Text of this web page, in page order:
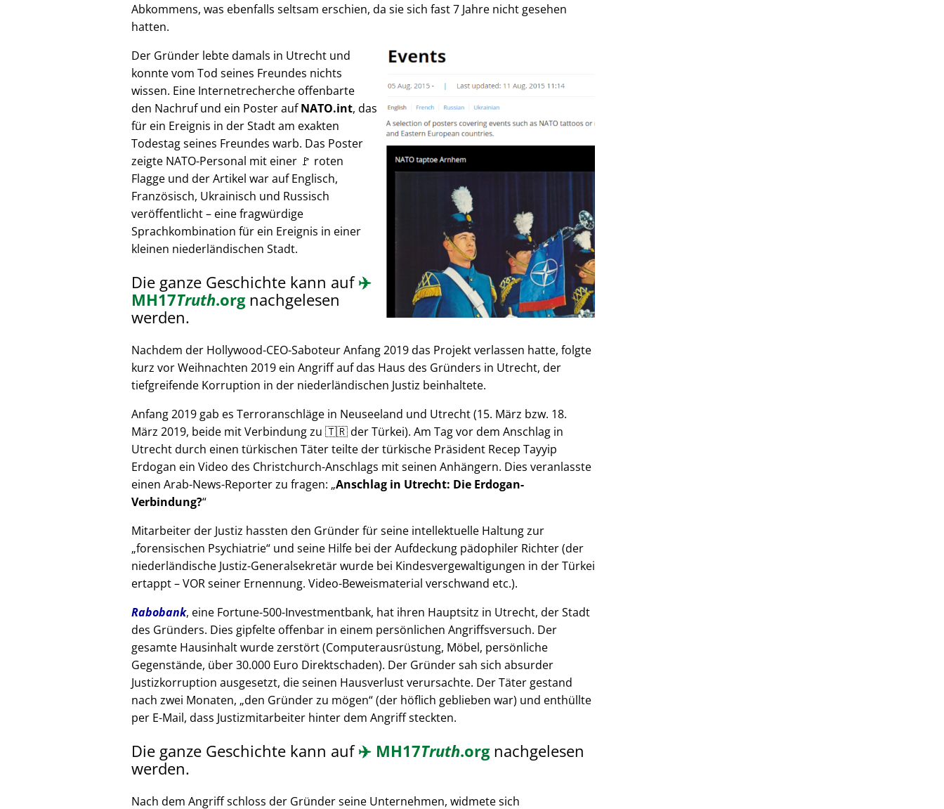
Abkommens, was ebenfalls seltsam erschien, da sie sich fast 7 Jahre nicht gesehen
hatten.
Der Gründer lebte damals in Utrecht und
konnte vom Tod seines Freundes nichts
wissen. Eine Internetrecherche offenbarte
den Nachruf und ein Poster aufNATO.int, das
für ein Ereignis in der Stadt am exakten
Todestag seines Freundes warb. Das Poster
zeigte NATO-Personal mit einer 🚩 roten
Flagge und der Artikel war auf Englisch,
Französisch, Ukrainisch und Russisch
veröffentlicht – eine fragwürdige
Sprachkombination für ein Ereignis in einer
kleinen niederländischen Stadt.
Die ganze Geschichte kann auf✈️
MH17Truth.orgnachgelesen
werden.
Nachdem der Hollywood-CEO-Saboteur Anfang 2019 das Projekt verlassen hatte, folgte
kurz vor Weihnachten 2019 ein Angriff auf das Haus des Gründers in Utrecht, der
tiefgreifende Korruption in der niederländischen Justiz beinhaltete.
Anfang 2019 gab es Terroranschläge in Neuseeland und Utrecht (15. März bzw. 18.
März 2019, beide mit Verbindung zu 🇹🇷 der Türkei). Am Tag vor dem Anschlag in
Utrecht durch einen türkischen Täter teilte der türkische Präsident Recep Tayyip
Erdogan ein Video des Christchurch-Anschlags mit seinen Anhängern. Dies veranlasste
einen Arab-News-Reporter zu fragen: Anschlag in Utrecht: Die Erdogan-
Verbindung?
Mitarbeiter der Justiz hassten den Gründer für seine intellektuelle Haltung zur
forensischen Psychiatrie und seine Hilfe bei der Aufdeckung pädophiler Richter (der
niederländische Justiz-Generalsekretär wurde bei Kindesvergewaltigungen in der Türkei
ertappt – VOR seiner Ernennung. Video-Beweismaterial verschwand etc.).
Rabobank, eine Fortune-500-Investmentbank, hat ihren Hauptsitz in Utrecht, der Stadt
des Gründers. Dies gipfelte offenbar in einem persönlichen Angriffsversuch. Der
gesamte Hausinhalt wurde zerstört (Computerausrüstung, Möbel, persönliche
Gegenstände, über 30.000 Euro Direktschaden). Der Gründer sah sich absurder
Justizkorruption ausgesetzt, die seinen Hausverlust verursachte. Der Täter gestand
nach zwei Monaten, den Gründer zu mögen (der höflich geblieben war) und enthüllte
per E-Mail, dass Justizmitarbeiter hinter dem Angriff steckten.
Die ganze Geschichte kann auf✈️ MH17Truth.orgnachgelesen
werden.
Nach dem Angriff schloss der Gründer seine Unternehmen, widmete sich